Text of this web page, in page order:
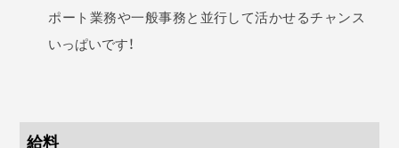
ポート業務や一般事務と並行して活かせるチャンス
いっぱいです！
給料